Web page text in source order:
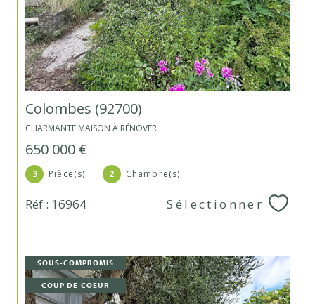
Colombes (92700)
CHARMANTE MAISON À RÉNOVER
650 000 €
3 Pièce(s) 2 Chambre(s)
Réf : 16964 Sélectionner
SOUS-COMPROMIS
COUP DE COEUR